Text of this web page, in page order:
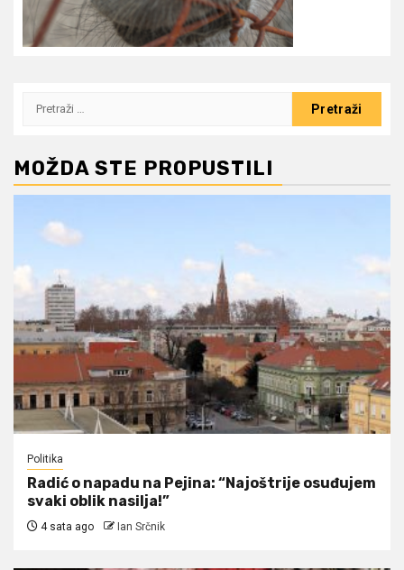
Pretraži:
MOŽDA STE PROPUSTILI
Politika
Radić o napadu na Pejina: “Najoštrije osuđujem
svaki oblik nasilja!”
4 sata ago Ian Srčnik